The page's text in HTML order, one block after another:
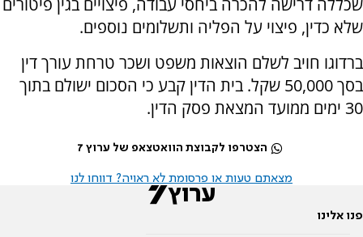
שכללה דרישה להכרה ביחסי עבודה, פיצויים בגין פיטורים
שלא כדין, פיצוי על הפליה ותשלומים נוספים.
ברדוגו חויב לשלם הוצאות משפט ושכר טרחת עורך דין
בסך 50,000 שקל. בית הדין קבע כי הסכום ישולם בתוך
30 ימים ממועד המצאת פסק הדין.
הצטרפו לקבוצת הוואטצאפ של ערוץ 7
מצאתם טעות או פרסומת לא ראויה? דווחו לנו
פנו אלינו